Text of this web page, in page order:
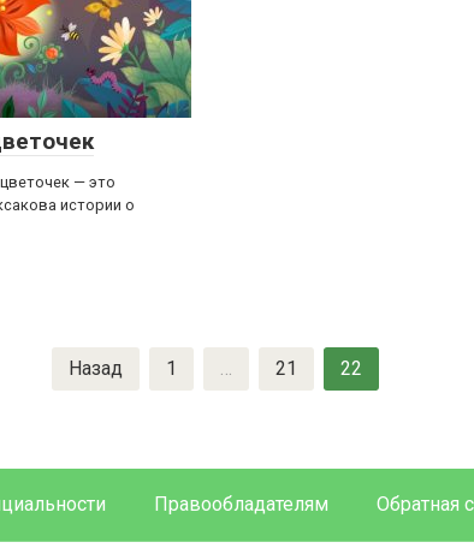
— это
истории о
Назад 1 … 21 22
Правообладателям Обратная